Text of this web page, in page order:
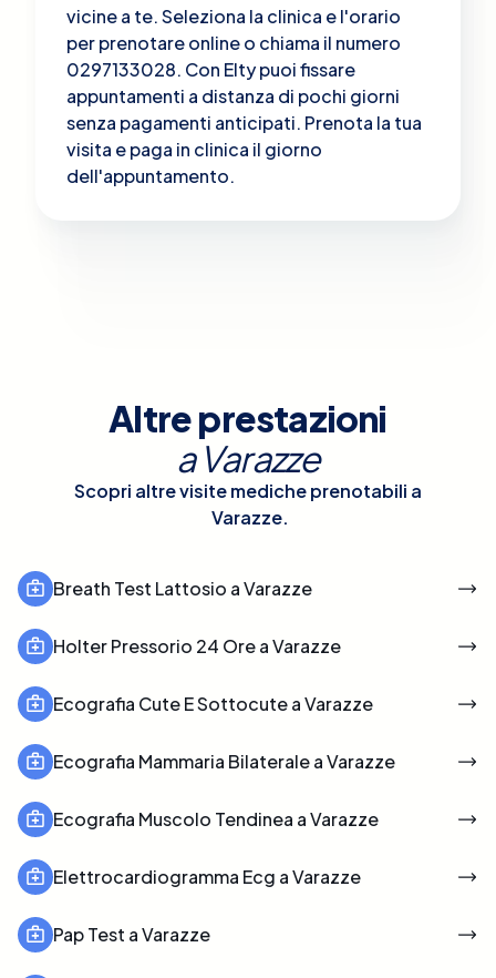
vicine a te. Seleziona la clinica e l'orario
per prenotare online o chiama il numero
0297133028. Con Elty puoi fissare
appuntamenti a distanza di pochi giorni
senza pagamenti anticipati. Prenota la tua
visita e paga in clinica il giorno
dell'appuntamento.
Altre prestazioni
a Varazze
Scopri altre visite mediche prenotabili a
Varazze.
Breath Test Lattosio a Varazze
Holter Pressorio 24 Ore a Varazze
Ecografia Cute E Sottocute a Varazze
Ecografia Mammaria Bilaterale a Varazze
Ecografia Muscolo Tendinea a Varazze
Elettrocardiogramma Ecg a Varazze
Pap Test a Varazze